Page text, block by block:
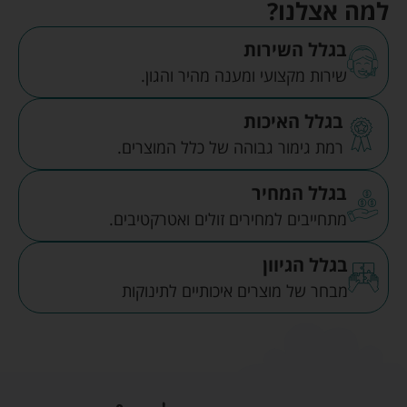
למה אצלנו?
בגלל השירות
שירות מקצועי ומענה מהיר והגון.
בגלל האיכות
רמת גימור גבוהה של כלל המוצרים.
בגלל המחיר
מתחייבים למחירים זולים ואטרקטיבים.
בגלל הגיוון
מבחר של מוצרים איכותיים לתינוקות